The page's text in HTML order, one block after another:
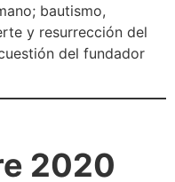
bautismo,
y resurrección del
del fundador
2020